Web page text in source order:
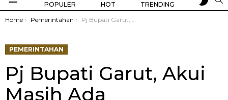
POPULER HOT TRENDING
SKIN
You are here:
Home Pemerintahan Pj Bupati Garut, Akui Masih Ada Kekurangan dalam Jawaban Pemda
PEMERINTAHAN
Pj Bupati Garut, Akui
Masih Ada